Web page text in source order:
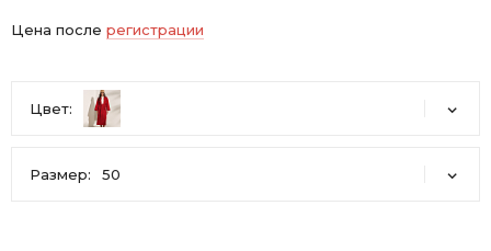
Цена после регистрации
Цвет:
Размер: 50